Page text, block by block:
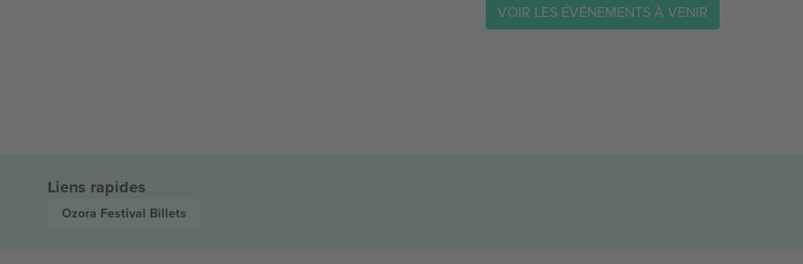
VOIR LES ÉVÉNEMENTS À VENIR
Liens rapides
Ozora Festival Billets